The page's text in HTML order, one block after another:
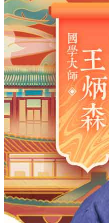
男 女
出生时间
2026年 日22 时33分
年
2028
2027 2026
2022
2021 2020
2015
2014 2013
2009
2008 2007
2002
2001 2000
1995 1994
1989
1988 1987
1983
1982 1981
1976
1975 1974
1969 1968
1963
1962 1961
1957
1956 1955
1950
1949 1948
1944
1943 1942
1937
1936 1935